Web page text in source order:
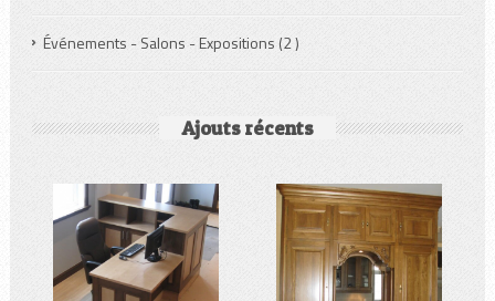
Événements - Salons - Expositions (2 )
Ajouts récents